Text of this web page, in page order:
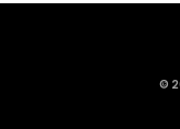
©